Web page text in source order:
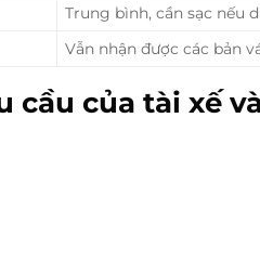
Trung bình, cần sạc nếu
Vẫn nhận được các bản
cầu của tài xế